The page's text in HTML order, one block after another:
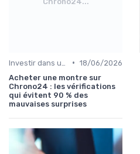
• 18/06/2026
Acheter une montre sur
Chrono24 : les vérifications
qui évitent 90 % des
mauvaises surprises